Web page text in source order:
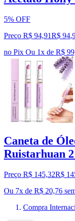
5% OFF
Preço R$ 94,91R$ 94,
no Pix Ou 1x de R$
Caneta de
Ruistarhuan
Preço R$ 145,32R$
Ou 7x de R$ 20,76
Compra